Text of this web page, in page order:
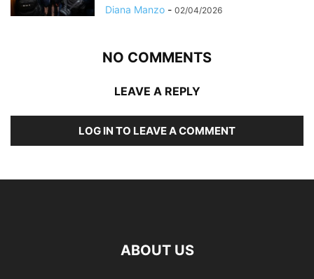
Diana Manzo - 02/04/2026
NO COMMENTS
LEAVE A REPLY
LOG IN TO LEAVE A COMMENT
ABOUT US